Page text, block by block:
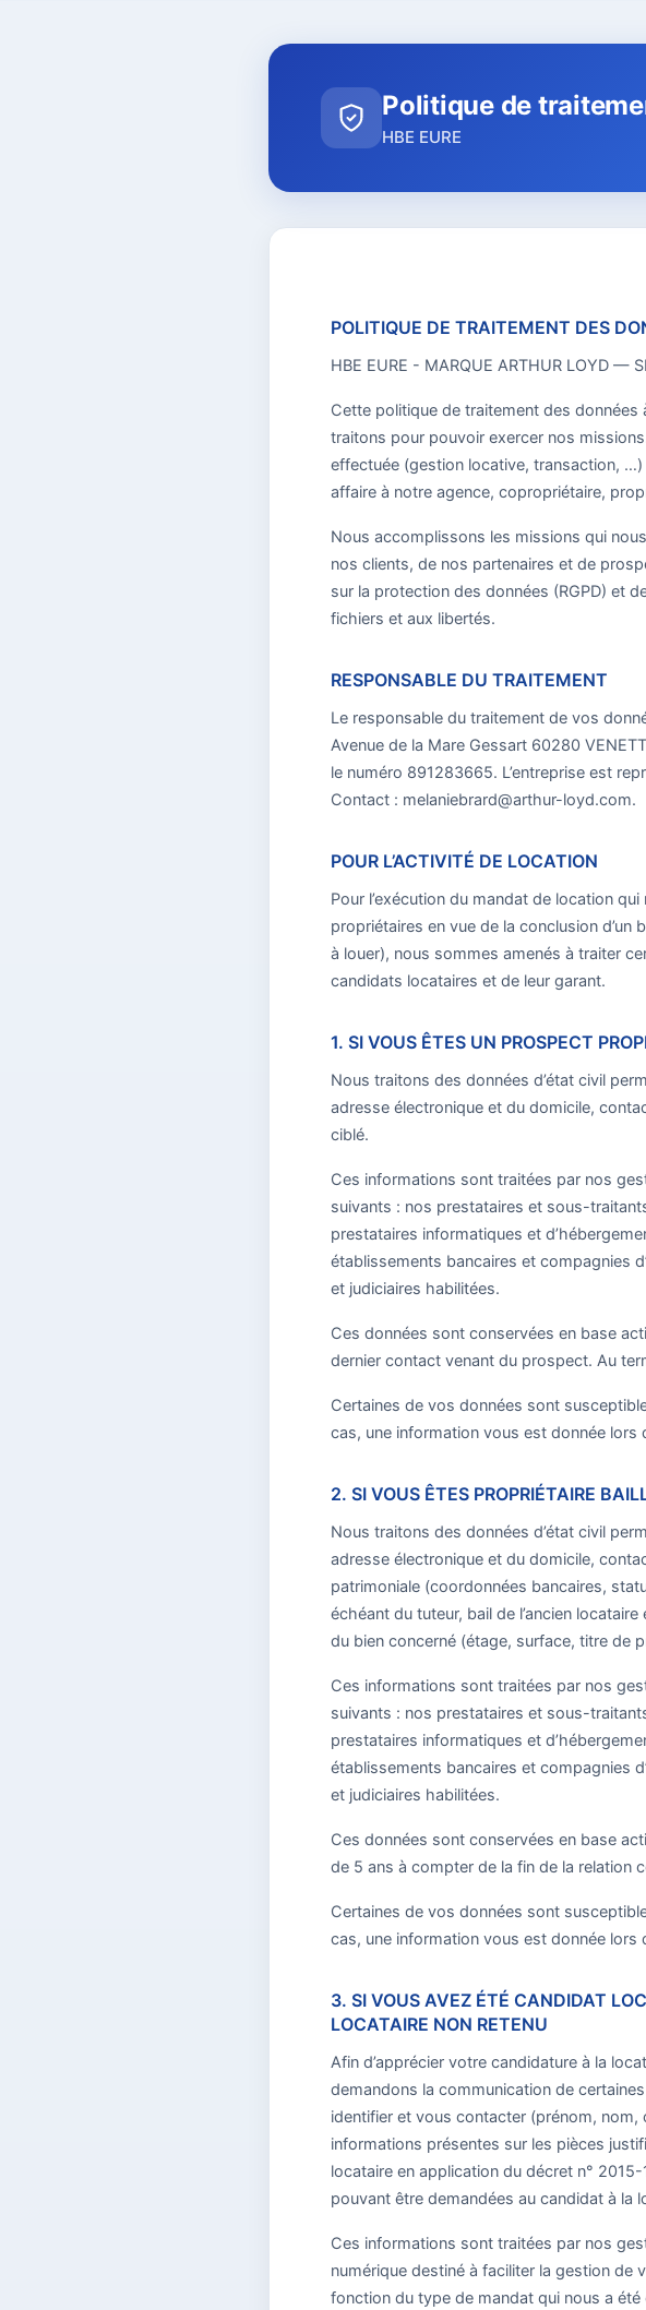
Politique de
HBE EURE
POLITIQUE DE TRAITEMENT DES
HBE EURE - MARQUE ARTHUR LOYD —
Cette politique de traitement des
traitons pour pouvoir exercer nos
effectuée (gestion locative, transaction,
affaire à notre agence, copropriétaire,
Nous accomplissons les missions qui
nos clients, de nos partenaires et de
sur la protection des données (RGPD) et
fichiers et aux libertés.
RESPONSABLE DU TRAITEMENT
Le responsable du traitement de vos
Avenue de la Mare Gessart 60280
le numéro 891283665. L’entreprise est
Contact : melaniebrard@arthur-loyd.com.
POUR L’ACTIVITÉ DE LOCATION
Pour l’exécution du mandat de location
propriétaires en vue de la conclusion
à louer), nous sommes amenés à traiter
candidats locataires et de leur garant.
1. SI VOUS ÊTES UN PROSPECT
Nous traitons des données d’état civil
adresse électronique et du domicile,
ciblé.
Ces informations sont traitées par nos
suivants : nos prestataires et sous-
prestataires informatiques et
établissements bancaires et compagnies
et judiciaires habilitées.
Ces données sont conservées en base
dernier contact venant du prospect. Au
Certaines de vos données sont
cas, une information vous est donnée lors
2. SI VOUS ÊTES PROPRIÉTAIRE
Nous traitons des données d’état civil
adresse électronique et du domicile,
patrimoniale (coordonnées bancaires,
échéant du tuteur, bail de l’ancien
du bien concerné (étage, surface, titre de
Ces informations sont traitées par nos
suivants : nos prestataires et sous-
prestataires informatiques et
établissements bancaires et compagnies
et judiciaires habilitées.
Ces données sont conservées en base
de 5 ans à compter de la fin de la relation
Certaines de vos données sont
cas, une information vous est donnée lors
3. SI VOUS AVEZ ÉTÉ CANDIDAT
LOCATAIRE NON RETENU
Afin d’apprécier votre candidature à la
demandons la communication de
identifier et vous contacter (prénom,
informations présentes sur les pièces
locataire en application du décret n°
pouvant être demandées au candidat à la
Ces informations sont traitées par nos
numérique destiné à faciliter la gestion de
fonction du type de mandat qui nous a été